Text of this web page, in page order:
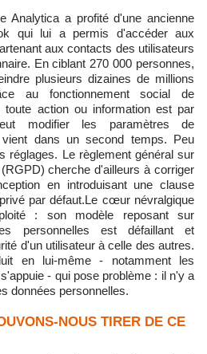
qui lui a permis d'accéder aux
aux contacts des utilisateurs
En ciblant 270 000 personnes,
plusieurs dizaines de millions
au fonctionnement social de
action ou information est par
modifier les paramètres de
dans un second temps. Peu
réglages. Le règlement général sur
cherche d'ailleurs à corriger
en introduisant une clause
par défaut.Le cœur névralgique
: son modèle reposant sur
personnelles est défaillant et
d'un utilisateur à celle des autres.
en lui-même - notamment les
- qui pose problème : il n'y a
données personnelles.
NOUS TIRER DE CE